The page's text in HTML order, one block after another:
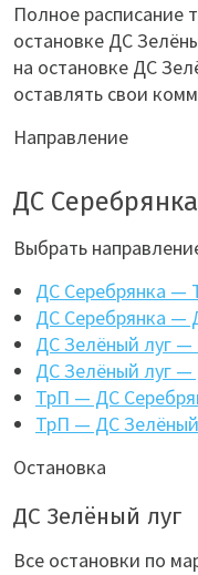
Полное расписание
остановке ДС
на остановке ДС
оставлять свои
Направление
ДС
Выбрать
ДС Серебрянка —
ДС Серебрянка —
ДС Зелёный луг —
ДС Зелёный луг —
ТрП — ДС
ТрП — ДС
Остановка
ДС Зелёный луг
Все остановки по